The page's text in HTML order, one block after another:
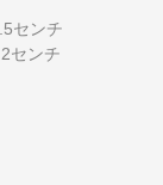
センチ
センチ